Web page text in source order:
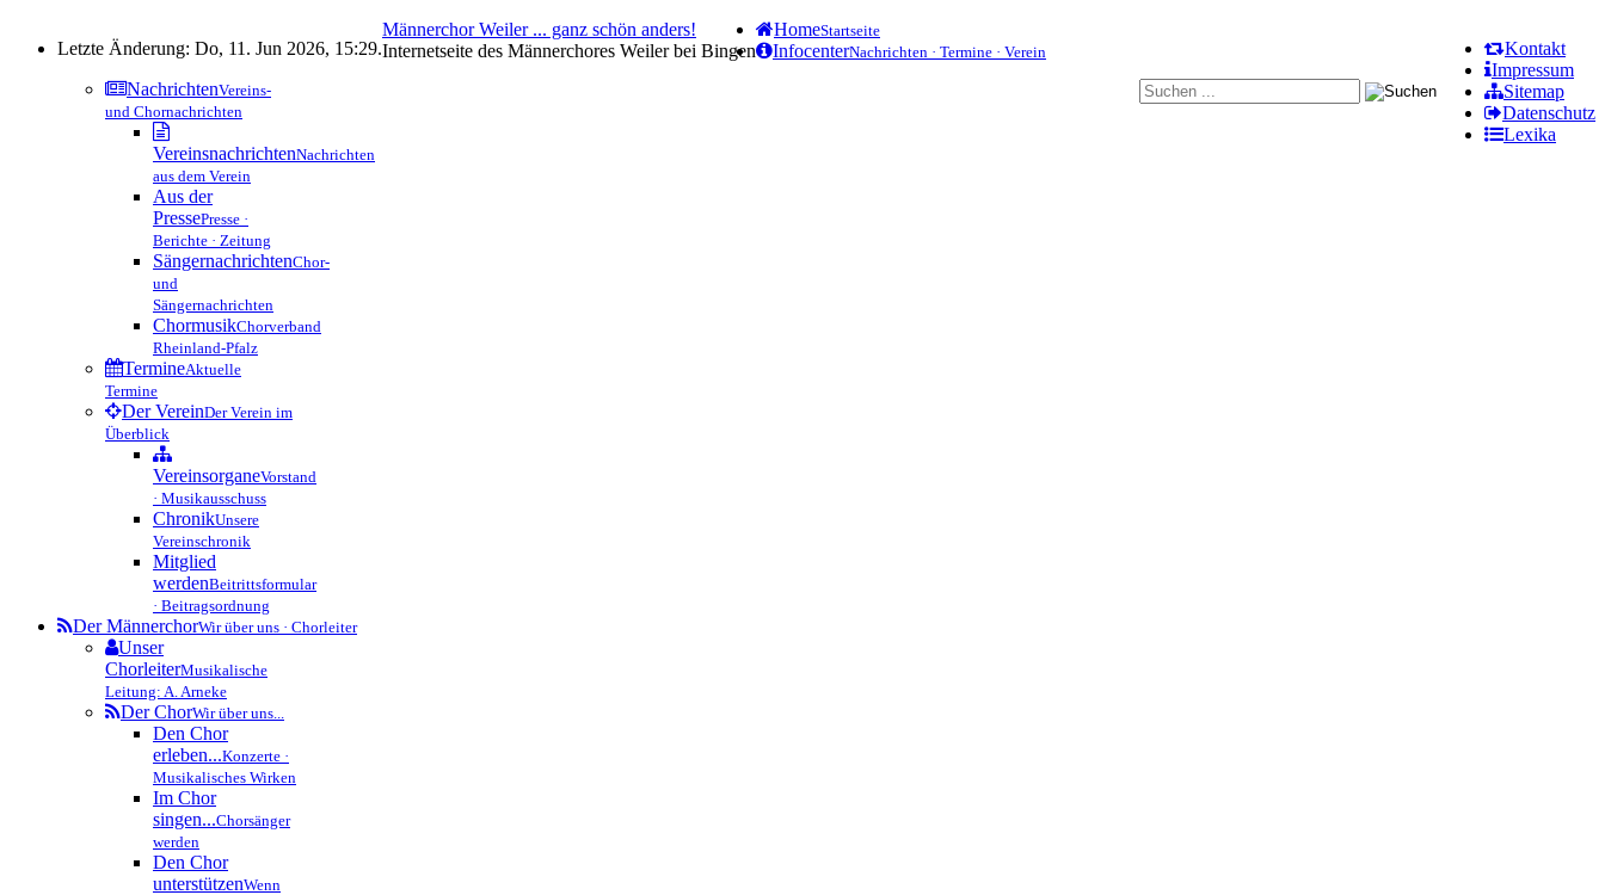
Letzte Änderung: Do, 11. Jun 2026, 15:29.
Kontakt
Impressum
Sitemap
Datenschutz
Lexika
Männerchor Weiler ... ganz schön anders!
Internetseite des Männerchores Weiler bei Bingen
HomeStartseite
InfocenterNachrichten · Termine · Verein
NachrichtenVereins-
und Chornachrichten
VereinsnachrichtenNachrichten
aus dem Verein
Aus der
PressePresse ·
Berichte · Zeitung
SängernachrichtenChor-
und
Sängernachrichten
ChormusikChorverband
Rheinland-Pfalz
TermineAktuelle
Termine
Der VereinDer Verein im
Überblick
VereinsorganeVorstand
· Musikausschuss
ChronikUnsere
Vereinschronik
Mitglied
werdenBeitrittsformular
· Beitragsordnung
Der MännerchorWir über uns · Chorleiter
Unser
ChorleiterMusikalische
Leitung: A. Arneke
Der ChorWir über uns...
Den Chor
erleben...Konzerte ·
Musikalisches Wirken
Im Chor
singen...Chorsänger
werden
Den Chor
unterstützenWenn